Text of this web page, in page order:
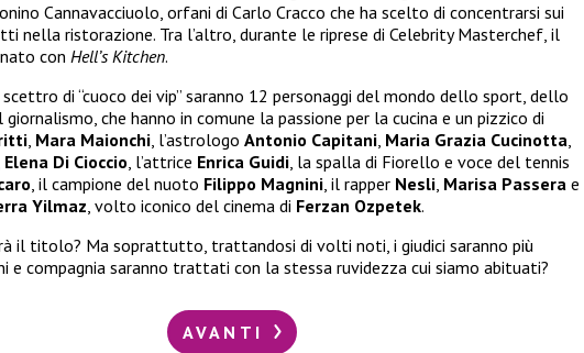
Cannavacciuolo, orfani di Carlo Cracco che ha scelto di concentrarsi sui
nella ristorazione. Tra l’altro, durante le riprese di Celebrity Masterchef, il
con Hell’s Kitchen.
di “cuoco dei vip” saranno 12 personaggi del mondo dello sport, dello
che hanno in comune la passione per la cucina e un pizzico di
Mara Maionchi , l’astrologo Antonio Capitani Maria Grazia Cucinotta
Elena Di Cioccio , l’attrice Enrica Guidi , la spalla di Fiorello e voce del tennis
, il campione del nuoto Filippo Magnini , il rapper Nesli Marisa Passera e
Yilmaz , volto iconico del cinema di Ferzan Ozpetek.
il titolo? Ma soprattutto, trattandosi di volti noti, i giudici saranno più
e compagnia saranno trattati con la stessa ruvidezza cui siamo abituati?
AVANTI